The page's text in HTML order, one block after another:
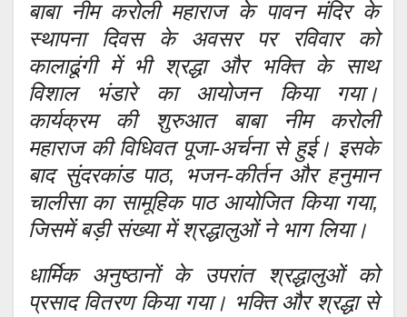
बाबा नीम करोली महाराज के पावन मंदिर के
स्थापना दिवस के अवसर पर रविवार को
कालाढूंगी में भी श्रद्धा और भक्ति के साथ
विशाल भंडारे का आयोजन किया गया।
कार्यक्रम की शुरुआत बाबा नीम करोली
महाराज की विधिवत पूजा-अर्चना से हुई। इसके
बाद सुंदरकांड पाठ, भजन-कीर्तन और हनुमान
चालीसा का सामूहिक पाठ आयोजित किया गया,
जिसमें बड़ी संख्या में श्रद्धालुओं ने भाग लिया।
धार्मिक अनुष्ठानों के उपरांत श्रद्धालुओं को
प्रसाद वितरण किया गया। भक्ति और श्रद्धा से